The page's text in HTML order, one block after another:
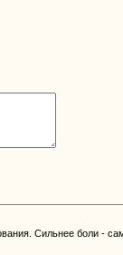
Сильнее боли -